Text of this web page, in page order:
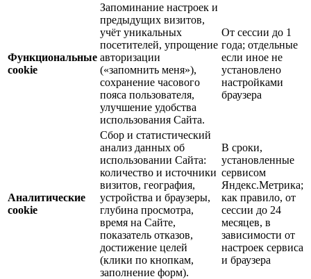
Функциональные
cookie
Запоминание настроек и
предыдущих визитов,
учёт уникальных
посетителей, упрощение
авторизации
(«запомнить меня»),
сохранение часового
пояса пользователя,
улучшение удобства
использования Сайта.
От сессии до 1
года; отдельные
если иное не
установлено
настройками
браузера
Аналитические
cookie
Сбор и статистический
анализ данных об
использовании Сайта:
количество и источники
визитов, география,
устройства и браузеры,
глубина просмотра,
время на Сайте,
показатель отказов,
достижение целей
(клики по кнопкам,
заполнение форм).
В сроки,
установленные
сервисом
Яндекс.Метрика;
как правило, от
сессии до 24
месяцев, в
зависимости от
настроек сервиса
и браузера